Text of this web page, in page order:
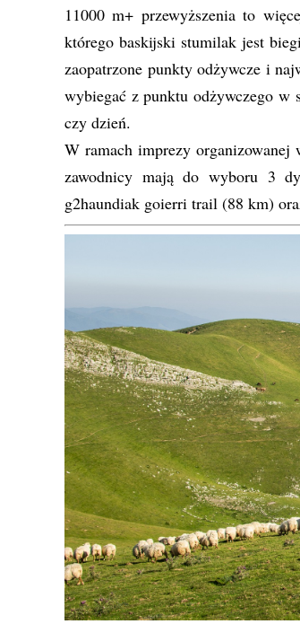
11000 m+ przewyższenia to
którego baskijski stumilak jest
zaopatrzone punkty odżywcze i
wybiegać z punktu odżywczego w
czy dzień.
W ramach imprezy
zawodnicy mają do wyboru 3
g2haundiak goierri trail (88 km)